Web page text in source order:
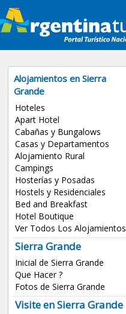
Alojamientos en Sierra
Grande
Hoteles
Apart Hotel
Cabañas y Bungalows
Casas y Departamentos
Alojamiento Rural
Campings
Hosterías y Posadas
Hostels y Residenciales
Bed and Breakfast
Hotel Boutique
Ver Todos Los Alojamientos
Sierra Grande
Inicial de Sierra Grande
Que Hacer ?
Fotos de Sierra Grande
Visite en Sierra Grande